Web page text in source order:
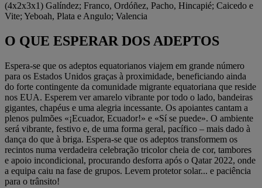
(4x2x3x1) Galíndez; Franco, Ordóñez, Pacho, Hincapié; Caicedo e
Vite; Yeboah, Plata e Angulo; Valencia
O QUE ESPERAR DOS ADEPTOS
Espera-se que os adeptos equatorianos viajem em grande número
para os Estados Unidos graças à proximidade, beneficiando ainda
do forte contingente da comunidade migrante equatoriana que reside
nos EUA. Esperem ver amarelo vibrante por todo o lado, bandeiras
gigantes, chapéus e uma alegria incessante. Os apoiantes cantam a
plenos pulmões «¡Ecuador, Ecuador!» e «Sí se puede». O ambiente
será vibrante, festivo e, de uma forma geral, pacífico – mais dado à
dança do que à briga. Espera-se que os adeptos transformem os
recintos numa verdadeira celebração tricolor cheia de cor, tambores
e apoio incondicional, procurando desforra após o Qatar 2022, onde
a equipa caiu na fase de grupos. Levem protetor solar... e paciência
para o trânsito!